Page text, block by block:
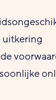
uitkering